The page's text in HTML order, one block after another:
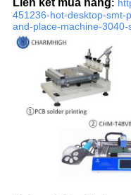
:
451236-hot-desktop-smt-
and-place-machine-